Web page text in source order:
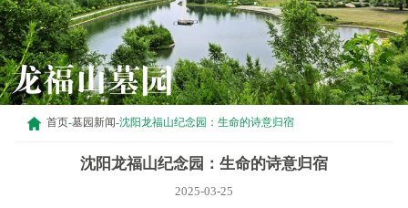
首页-墓园新闻-沈阳龙福山纪念园：生命的诗意归宿
沈阳龙福山纪念园：生命的诗意归宿
2025-03-25